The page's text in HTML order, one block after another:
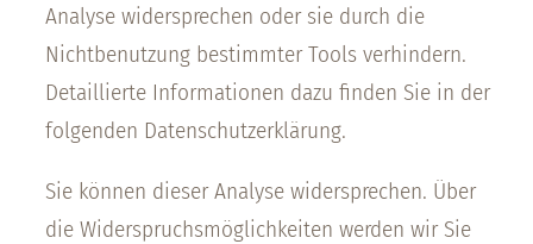
Analyse widersprechen oder sie durch die
Nichtbenutzung bestimmter Tools verhindern.
Detaillierte Informationen dazu finden Sie in der
folgenden Datenschutzerklärung.
Sie können dieser Analyse widersprechen. Über
die Widerspruchsmöglichkeiten werden wir Sie